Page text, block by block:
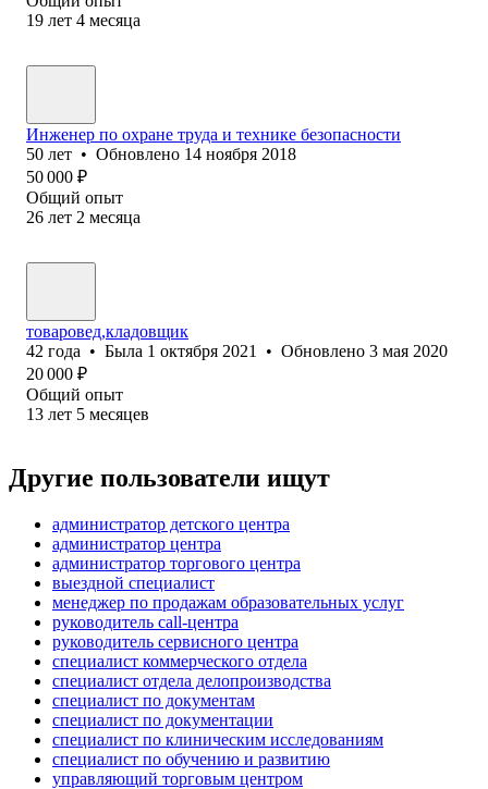
19 лет 4 месяца
Инженер по охране труда и технике безопасности
50 лет • Обновлено 14 ноября 2018
50 000 ₽
Общий опыт
26 лет 2 месяца
товаровед,кладовщик
42 года • Была 1 октября 2021 • Обновлено 3 мая 2020
20 000 ₽
Общий опыт
13 лет 5 месяцев
Другие пользователи ищут
администратор детского центра
администратор центра
администратор торгового центра
выездной специалист
менеджер по продажам образовательных услуг
руководитель call-центра
руководитель сервисного центра
специалист коммерческого отдела
специалист отдела делопроизводства
специалист по документам
специалист по документации
специалист по клиническим исследованиям
специалист по обучению и развитию
управляющий торговым центром